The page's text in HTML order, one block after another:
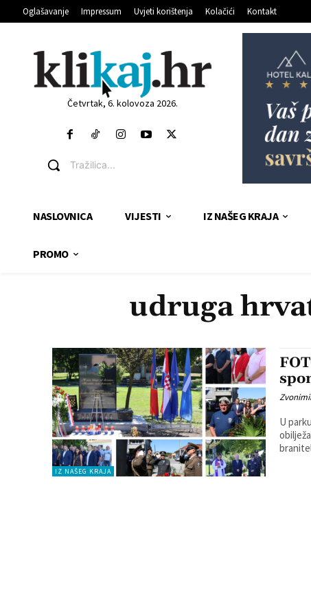
Oglašavanje Impressum Uvjeti korištenja Kolačići Kontakt
Četvrtak, 6. kolovoza 2026.
Tražilica...
NASLOVNICA VIJESTI IZ NAŠEG KRAJA
PROMO
udruga
IZ NAŠEG KRAJA
U